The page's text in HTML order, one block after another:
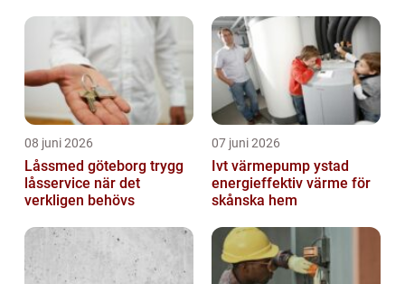
08 juni 2026
Låssmed göteborg trygg
låsservice när det
verkligen behövs
07 juni 2026
Ivt värmepump ystad
energieffektiv värme för
skånska hem